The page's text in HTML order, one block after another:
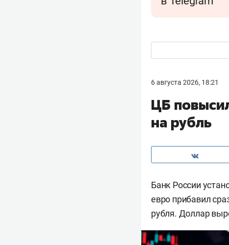
6 августа 2026, 18:21
ЦБ
на рубль
Банк России
евро прибавил
рубля. Доллар